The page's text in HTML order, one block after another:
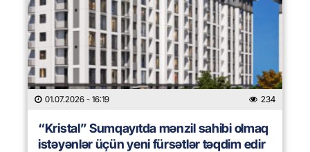
01.07.2026 - 16:19 234
“Kristal” Sumqayıtda mənzil sahibi olmaq
istəyənlər üçün yeni fürsətlər təqdim edir